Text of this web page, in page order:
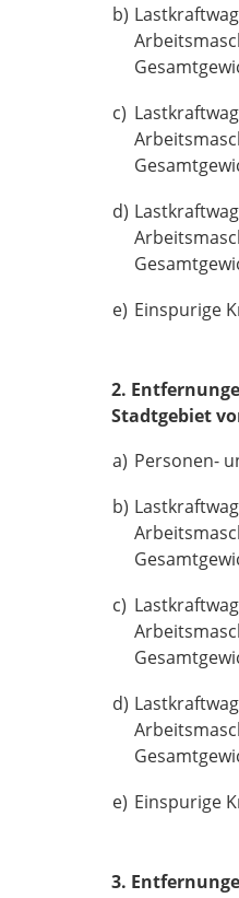
b)
c)
d)
e) Einspurige
2.
Stadtgebiet
a) Personen-
b)
c)
d)
e) Einspurige
3.